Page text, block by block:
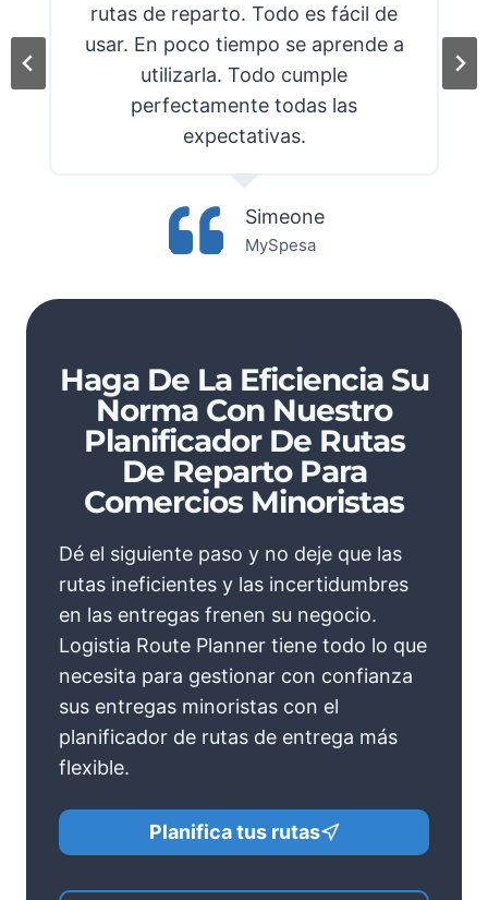
rutas de reparto. Todo es fácil de
usar. En poco tiempo se aprende a
utilizarla. Todo cumple
perfectamente todas las
expectativas.
Simeone
MySpesa
Haga De La Eficiencia Su
Norma Con Nuestro
Planificador De Rutas
De Reparto Para
Comercios Minoristas
Dé el siguiente paso y no deje que las
rutas ineficientes y las incertidumbres
en las entregas frenen su negocio.
Logistia Route Planner tiene todo lo que
necesita para gestionar con confianza
sus entregas minoristas con el
planificador de rutas de entrega más
flexible.
Planifica tus rutas